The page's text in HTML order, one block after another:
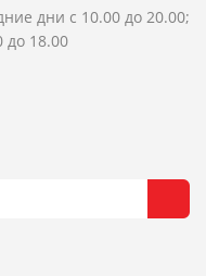
дни с 10.00 до 20.00;
до 18.00